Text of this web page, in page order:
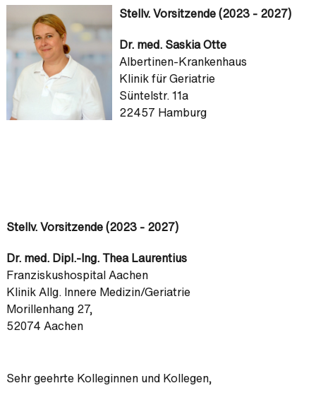
Stellv. Vorsitzende (2023 - 2027)
Dr. med. Saskia Otte
Albertinen-Krankenhaus
Klinik für Geriatrie
Süntelstr. 11a
22457 Hamburg
Stellv. Vorsitzende (2023 - 2027)
Dr. med. Dipl.-Ing. Thea Laurentius
Franziskushospital Aachen
Klinik Allg. Innere Medizin/Geriatrie
Morillenhang 27,
52074 Aachen
Sehr geehrte Kolleginnen und Kollegen,